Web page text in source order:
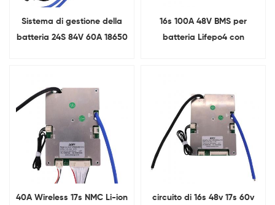
Sistema di gestione della
batteria 24S 84V 60A 18650
16s 100A 48V BMS per
batteria Lifepo4 con
40A Wireless 17s NMC Li-ion
circuito di 16s 48v 17s 60v